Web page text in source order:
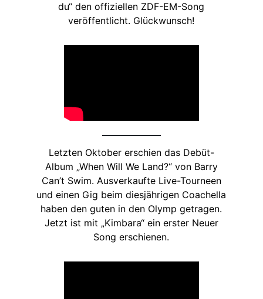
du“ den offiziellen ZDF-EM-Song
veröffentlicht. Glückwunsch!
Letzten Oktober erschien das Debüt-
Album „When Will We Land?“ von Barry
Can’t Swim. Ausverkaufte Live-Tourneen
und einen Gig beim diesjährigen Coachella
haben den guten in den Olymp getragen.
Jetzt ist mit „Kimbara“ ein erster Neuer
Song erschienen.